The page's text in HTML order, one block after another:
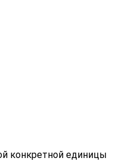
конкретной единицы